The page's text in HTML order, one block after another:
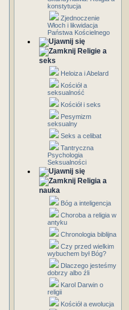
konstytucja
Zjednoczenie
Włoch i likwidacja
Państwa Kościelnego
Religie a
seks
Heloiza i Abelard
Kościół a
seksualność
Kościół i seks
Pesymizm
seksualny
Seks a celibat
Tantryczna
Psychologia
Seksualności
Religia a
nauka
Bóg a inteligencja
Choroba a religia w
antyku
Chronologia biblijna
Czy przed wielkim
wybuchem był Bóg?
Dlaczego jesteśmy
dobrzy albo źli
Karol Darwin o
religii
Kościół a ewolucja